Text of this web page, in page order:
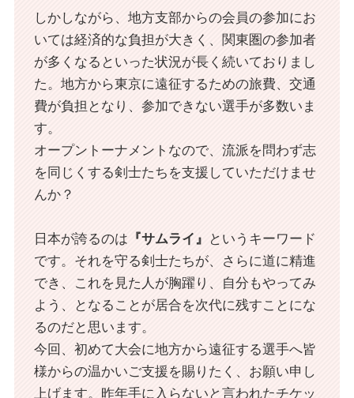
しかしながら、地方支部からの会員の参加にお
いては経済的な負担が大きく、関東圏の参加者
が多くなるといった状況が長く続いておりまし
た。地方から東京に遠征するための旅費、交通
費が負担となり、参加できない選手が多数いま
す。
オープントーナメントなので、流派を問わず志
を同じくする剣士たちを支援していただけませ
んか？
日本が誇るのは 『サムライ』
というキーワード
です。それを守る剣士たちが、さらに道に精進
でき、これを見た人が胸躍り、自分もやってみ
よう、となることが居合を次代に残すことにな
るのだと思います。
今回、初めて大会に地方から遠征する選手へ皆
様からの温かいご支援を賜りたく、お願い申し
上げます。昨年手に入らないと言われたチケッ